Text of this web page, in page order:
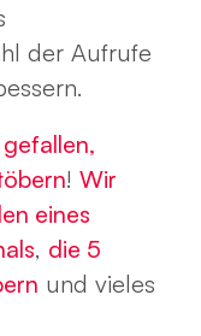
der Aufrufe
! Wir
eines
, die 5
und vieles